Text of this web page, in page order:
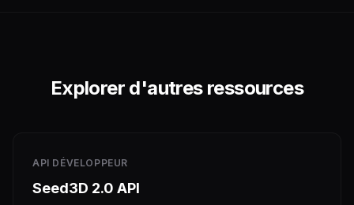
Explorer d'autres ressources
API DÉVELOPPEUR
Seed3D 2.0 API